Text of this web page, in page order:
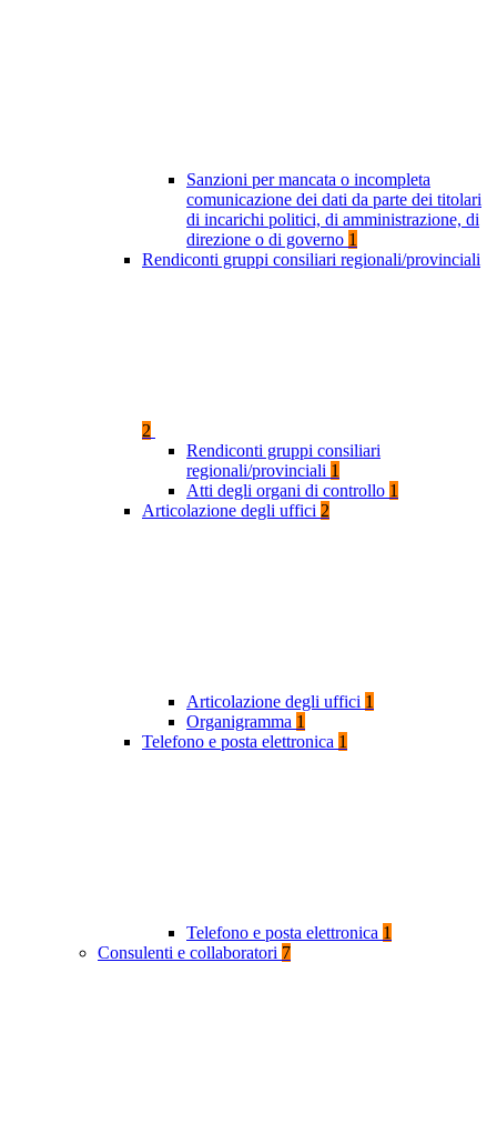
Sanzioni per mancata o incompleta
comunicazione dei dati da parte dei titolari
di incarichi politici, di amministrazione, di
direzione o di governo 1
Rendiconti gruppi consiliari regionali/provinciali
2
Rendiconti gruppi consiliari
regionali/provinciali 1
Atti degli organi di controllo 1
Articolazione degli uffici 2
Articolazione degli uffici 1
Organigramma 1
Telefono e posta elettronica 1
Telefono e posta elettronica 1
Consulenti e collaboratori 7